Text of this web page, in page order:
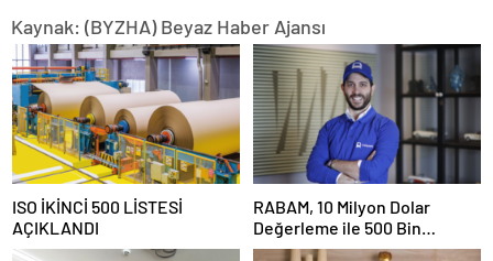
Kaynak: (BYZHA) Beyaz Haber Ajansı
ISO İKİNCİ 500 LİSTESİ
AÇIKLANDI
RABAM, 10 Milyon Dolar
Değerleme ile 500 Bin
Dolarlık Yatırım Aldı